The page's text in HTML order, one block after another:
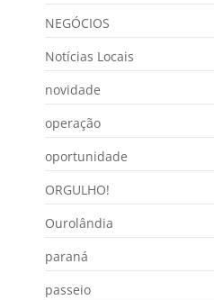
NEGÓCIOS
Notícias Locais
novidade
operação
oportunidade
ORGULHO!
Ourolândia
paraná
passeio